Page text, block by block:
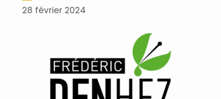
28 février 2024